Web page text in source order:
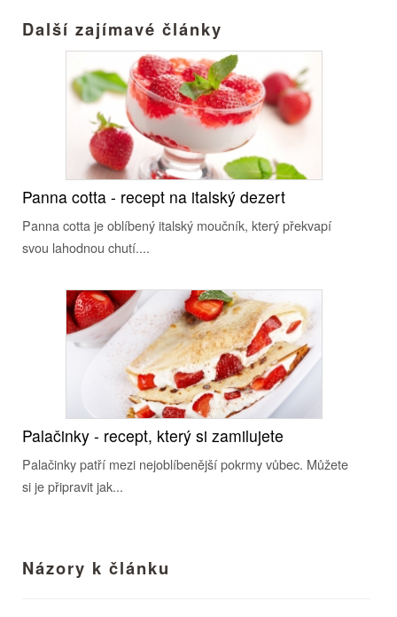
Další zajímavé články
Panna cotta - recept na italský dezert
Panna cotta je oblíbený italský moučník, který překvapí
svou lahodnou chutí....
Palačinky - recept, který si zamilujete
Palačinky patří mezi nejoblíbenější pokrmy vůbec. Můžete
si je připravit jak...
Názory k článku